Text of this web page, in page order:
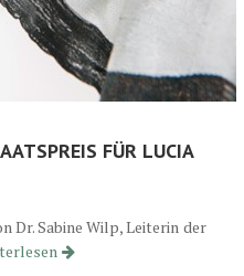
FÜR LUCIA
Dr. Sabine Wilp, Leiterin der
Staatspreis für